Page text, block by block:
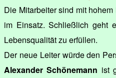
Die Mitarbeiter sind mit
im Einsatz. Schließlich geht
Lebensqualität zu erfüllen.
Der neue Leiter würde den
Alexander Schönemann ist